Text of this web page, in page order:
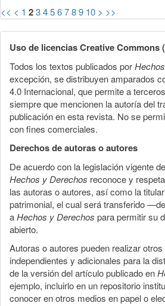
<< < 1 23456789 10 > >>
Uso de licencias Creative Commons
Todos los textos publicados por
excepción, se distribuyen amparados
4.0 Internacional, que permite a
siempre que mencionen la autoría del
publicación en esta revista. No se
con fines comerciales.
Derechos de autoras o autores
De acuerdo con la legislación vigente
Hechos y Derechos reconoce y
las autoras o autores, así como la
patrimonial, el cual será transferido
aHechos y Derechos para permitir su
abierto.
Autoras o autores pueden realizar
independientes y adicionales para la
de la versión del artículo publicado en
ejemplo, incluirlo en un repositorio
conocer en otros medios en papel o